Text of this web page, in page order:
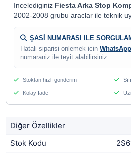
Incelediginiz Fiesta Arka Stop
2002-2008 grubu araclar ile teknik
ŞASİ NUMARASI ILE
Hatali siparisi onlemek icin
numaraniz ile teyit alabilirsiniz.
Stoktan hızlı gönderim
Kolay İade
Diğer Özellikler
Stok Kodu